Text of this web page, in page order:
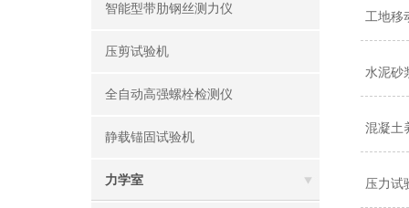
智能型带肋钢丝测力仪
压剪试验机
全自动高强螺栓检测仪
静载锚固试验机
力学室
工地移
水泥砂
混凝土
压力试